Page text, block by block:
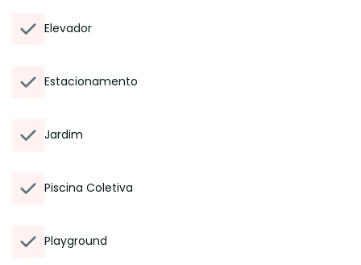
Elevador
Estacionamento
Jardim
Piscina Coletiva
Playground